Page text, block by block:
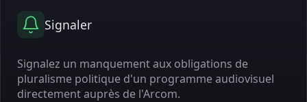
Signaler
Signalez un manquement aux obligations de
pluralisme politique d'un programme audiovisuel
directement auprès de l'Arcom.